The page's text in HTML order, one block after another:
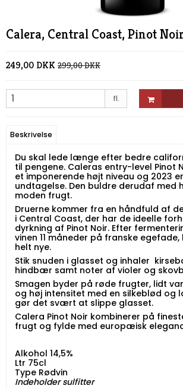
Calera, Central Coast, Pinot
249,00 DKK 299,00 DKK
fl.
Beskrivelse
Du skal lede længe efter bedre
til pengene. Caleras entry-level Pinot
et imponerende højt niveau og 2023
undtagelse. Den buldre derudaf med
moden frugt.
Druerne kommer fra en håndfuld af
i Central Coast, der har de ideelle
dyrkning af Pinot Noir. Efter
vinen 11 måneder på franske egefade,
helt nye.
Stik snuden i glasset og inhaler
hindbær samt noter af violer og
Smagen byder på røde frugter, lidt
og høj intensitet med en silkeblød og
gør det svært at slippe glasset.
Calera Pinot Noir kombinerer på
frugt og fylde med europæisk
Alkohol 14,5%
Ltr 75cl
Type Rødvin
​​​​​​​Indeholder sulfitter